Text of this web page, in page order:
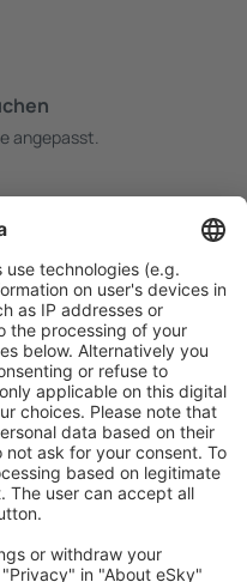
angepasst.
kostenlosen
für eingeloggte
Unterkünften: Hotels,